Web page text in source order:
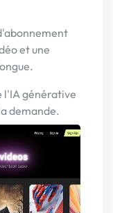
et une
l'IA générative
demande.